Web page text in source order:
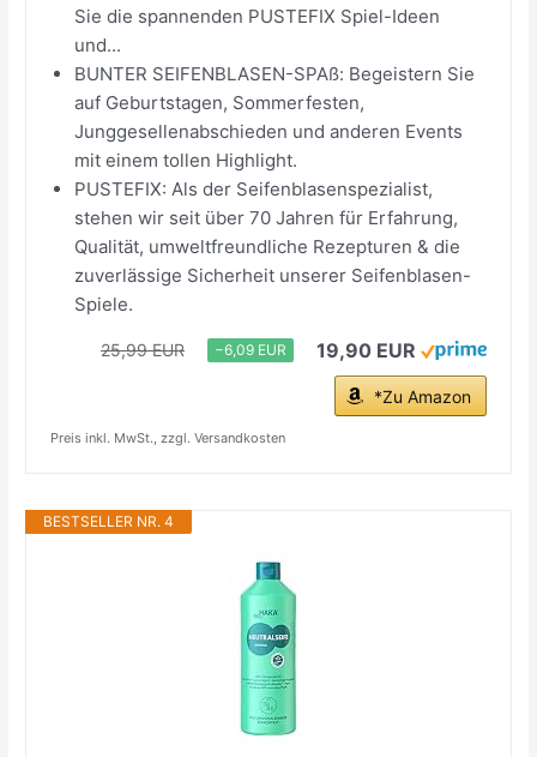
Sie die spannenden PUSTEFIX Spiel-Ideen
und...
BUNTER SEIFENBLASEN-SPAß: Begeistern Sie
auf Geburtstagen, Sommerfesten,
Junggesellenabschieden und anderen Events
mit einem tollen Highlight.
PUSTEFIX: Als der Seifenblasenspezialist,
stehen wir seit über 70 Jahren für Erfahrung,
Qualität, umweltfreundliche Rezepturen & die
zuverlässige Sicherheit unserer Seifenblasen-
Spiele.
25,99 EUR −6,09 EUR 19,90 EUR
*Zu Amazon
Preis inkl. MwSt., zzgl. Versandkosten
BESTSELLER NR. 4